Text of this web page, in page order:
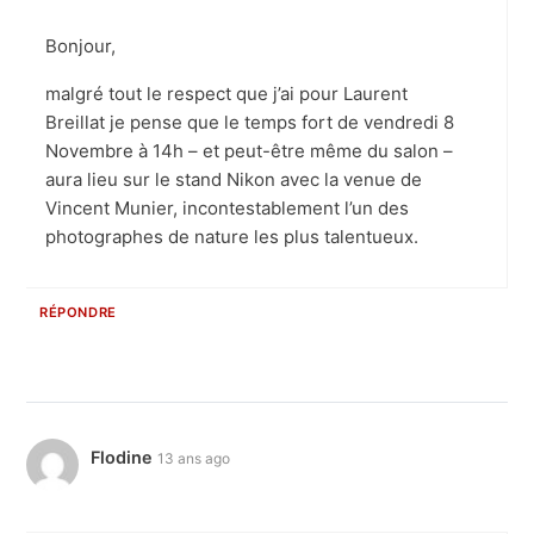
Bonjour,
malgré tout le respect que j’ai pour Laurent
Breillat je pense que le temps fort de vendredi 8
Novembre à 14h – et peut-être même du salon –
aura lieu sur le stand Nikon avec la venue de
Vincent Munier, incontestablement l’un des
photographes de nature les plus talentueux.
RÉPONDRE
Flodine 13 ans ago